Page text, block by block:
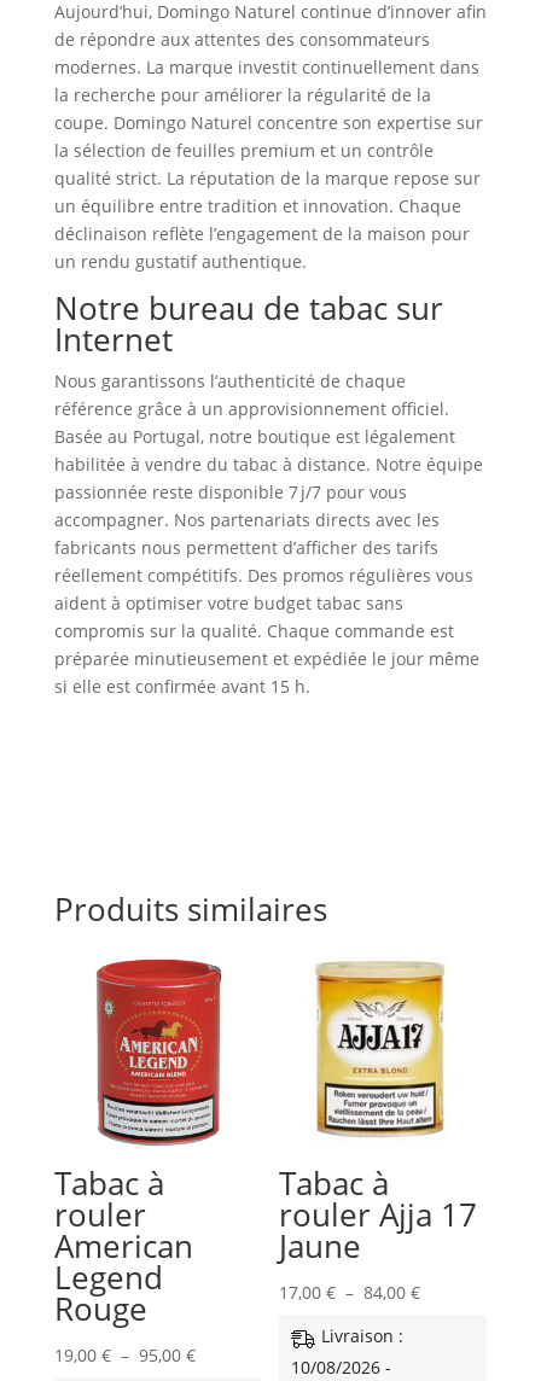
Aujourd’hui, Domingo Naturel continue d’innover afin
de répondre aux attentes des consommateurs
modernes. La marque investit continuellement dans
la recherche pour améliorer la régularité de la
coupe. Domingo Naturel concentre son expertise sur
la sélection de feuilles premium et un contrôle
qualité strict. La réputation de la marque repose sur
un équilibre entre tradition et innovation. Chaque
déclinaison reflète l’engagement de la maison pour
un rendu gustatif authentique.
Notre bureau de tabac sur
Internet
Nous garantissons l’authenticité de chaque
référence grâce à un approvisionnement officiel.
Basée au Portugal, notre boutique est légalement
habilitée à vendre du tabac à distance. Notre équipe
passionnée reste disponible 7 j/7 pour vous
accompagner. Nos partenariats directs avec les
fabricants nous permettent d’afficher des tarifs
réellement compétitifs. Des promos régulières vous
aident à optimiser votre budget tabac sans
compromis sur la qualité. Chaque commande est
préparée minutieusement et expédiée le jour même
si elle est confirmée avant 15 h.
Produits similaires
Tabac à
rouler
American
Legend
Rouge
19,00 € – 95,00 €Plage
Tabac à
rouler Ajja 17
Jaune
17,00€ – 84,00€Plage
Livraison :
10/08/2026 -